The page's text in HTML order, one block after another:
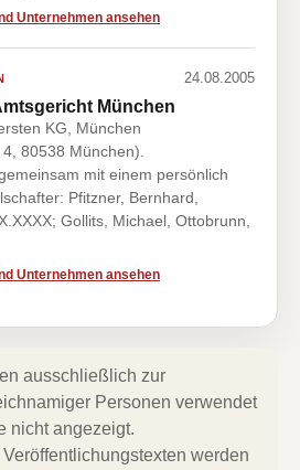
Unternehmen ansehen
24.08.2005
München
KG, München
80538 München).
mit einem persönlich
Pfitzner, Bernhard,
Gollits, Michael, Ottobrunn,
Unternehmen ansehen
ausschließlich zur
Personen verwendet
nicht angezeigt.
werden